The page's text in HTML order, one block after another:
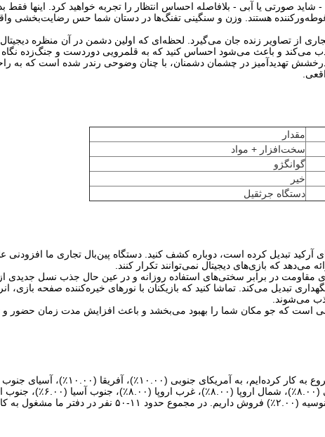
صورتی یا آبی - بلافاصله احساس انتظار را تجربه خواهید کرد. اینها فقط
غوطه‌ورکننده هستند. وزن و سنگینی تفنگ‌ها در دستان شما حس رضایت‌بخشی
از تصاویر زنده جان می‌گیرد. لحظه‌ای که اولین دشمن در آن منظره
می‌کند و باعث می‌شود احساس کنید که به قلمرویی دوردست و جنگ‌زده نگاه
تهدیدآمیز در چشمان دشمنان، با چنان وضوحی رندر شده است که به
مقدار
سخت‌افزار + مواد
گوانگژو
خیر
دستگاه جرثقیل
آرکید تبدیل کرده است، دوباره کشف کنید. دستگاه پین‌بال تجاری ما
می‌دهد که بازی‌های دیجیتال نمی‌توانند تکرار کنند.
مقاومت در برابر سختی‌های استفاده روزانه و در عین حال جذب نسل جدیدی
تبدیل می‌کند. تماشا کنید که بازیکنان با نورهای خیره‌کننده صفحه بازی،
می‌شوند.
است که جو مکان شما را بهبود می‌بخشد و باعث افزایش مدت زمان حضور